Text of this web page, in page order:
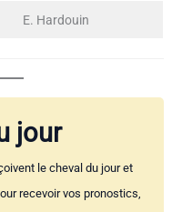
E. Hardouin
jour
le cheval du jour et
recevoir vos pronostics,